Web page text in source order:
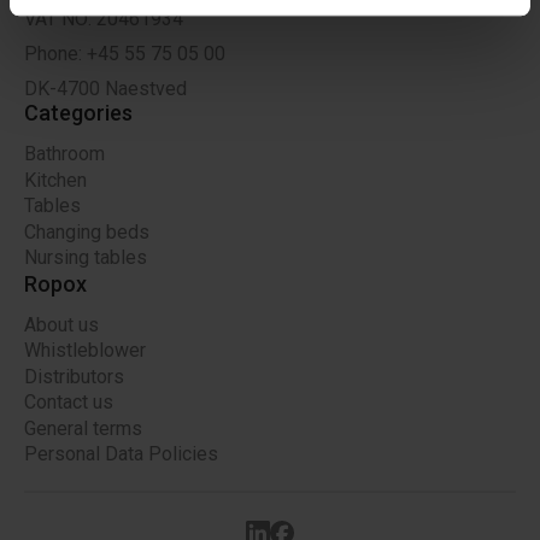
VAT NO: 20461934
Phone: +45 55 75 05 00
DK-4700 Naestved
Categories
Bathroom
Kitchen
Tables
Changing beds
Nursing tables
Ropox
About us
Whistleblower
Distributors
Contact us
General terms
Personal Data Policies